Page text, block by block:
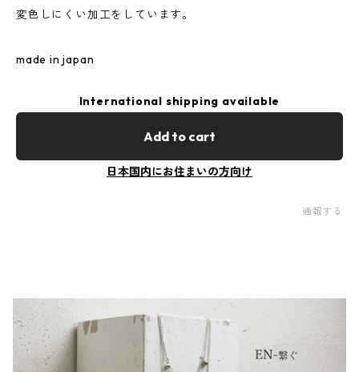
変色しにくい加工をしています。
made in japan
International shipping available
Add to cart
日本国内にお住まいの方向け
通報する